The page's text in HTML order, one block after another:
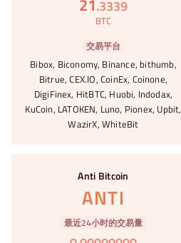
.3339
BTC
交易平台
Bibox, Biconomy, Binance, bithumb,
Bitrue, CEX.IO, CoinEx, Coinone,
DigiFinex, HitBTC, Huobi, Indodax,
KuCoin, LATOKEN, Luno, Pionex, Upbit,
WazirX, WhiteBit
Anti Bitcoin
ANTI
最近24小时的交易量